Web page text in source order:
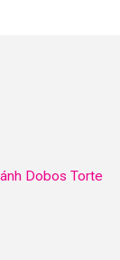
Dobos Torte